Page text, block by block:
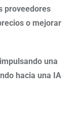
proveedores
o mejorar
una
hacia una IA